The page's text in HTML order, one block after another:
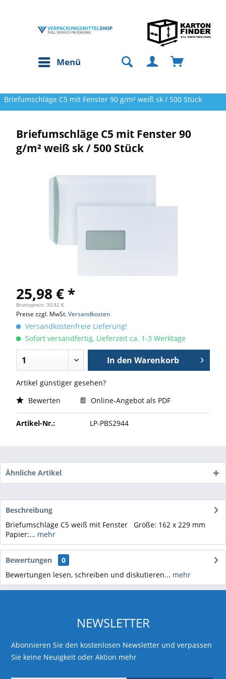
Menü
Briefumschläge C5 mit Fenster 90 g/m² weiß sk / 500 Stück
Briefumschläge C5 mit Fenster 90
g/m² weiß sk / 500 Stück
25,98 € *
Bruttopreis: 30,92 €
Preise zzgl. MwSt.Versandkosten
Versandkostenfreie Lieferung!
Sofort versandfertig, Lieferzeit ca. 1-3 Werktage
In den Warenkorb
Artikel günstiger gesehen?
Bewerten
Online-Angebot als PDF
Artikel-Nr.: LP-PBS2944
Ähnliche Artikel
Beschreibung
Briefumschläge C5 weiß mit Fenster Größe: 162 x 229 mm
Papier:... mehr
Bewertungen
0
Bewertungen lesen, schreiben und diskutieren... mehr
NEWSLETTER
Abonnieren Sie den kostenlosen Newsletter und verpassen
Sie keine Neuigkeit oder Aktion mehr